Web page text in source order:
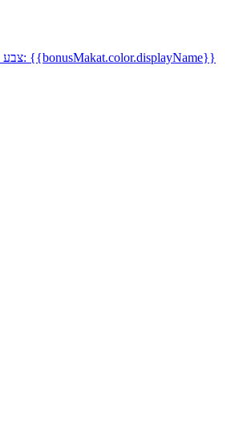
צבע: {{bonusMakat.color.displayName}}